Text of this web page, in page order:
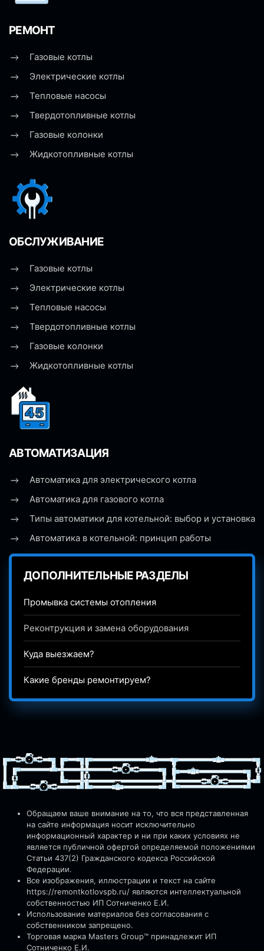
РЕМОНТ
Газовые котлы
Электрические котлы
Тепловые насосы
Твердотопливные котлы
Газовые колонки
Жидкотопливные котлы
ОБСЛУЖИВАНИЕ
Газовые котлы
Электрические котлы
Тепловые насосы
Твердотопливные котлы
Газовые колонки
Жидкотопливные котлы
АВТОМАТИЗАЦИЯ
Автоматика для электрического котла
Автоматика для газового котла
Типы автоматики для котельной: выбор и установка
Автоматика в котельной: принцип работы
ДОПОЛНИТЕЛЬНЫЕ РАЗДЕЛЫ
Промывка системы отопления
Реконтрукция и замена оборудования
Куда выезжаем?
Какие бренды ремонтируем?
Обращаем ваше внимание на то, что вся представленная
на сайте информация носит исключительно
информационный характер и ни при каких условиях не
является публичной офертой определяемой положениями
Статьи 437(2) Гражданского кодекса Российской
Федерации.
Все изображения, иллюстрации и текст на сайте
https://remontkotlovspb.ru/ являются интеллектуальной
собственностью ИП Сотниченко Е.И.
Использование материалов без согласования с
собственником запрещено.
Торговая марка Masters Group™ принадлежит ИП
Сотниченко Е.И.